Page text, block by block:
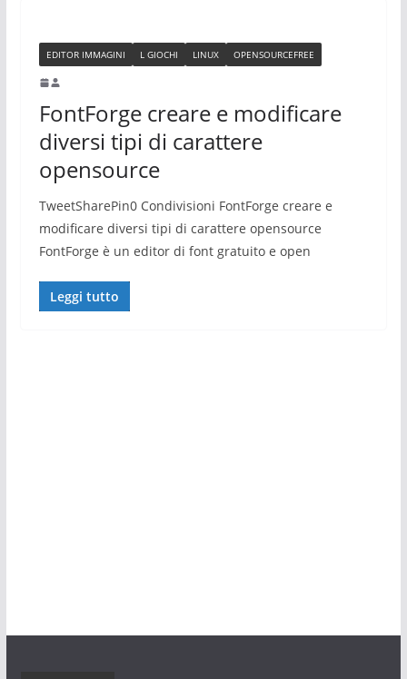
EDITOR IMMAGINI L GIOCHI LINUX OPENSOURCEFREE
FontForge creare e modificare
diversi tipi di carattere
opensource
TweetSharePin0 Condivisioni FontForge creare e
modificare diversi tipi di carattere opensource
FontForge è un editor di font gratuito e open
Leggi tutto